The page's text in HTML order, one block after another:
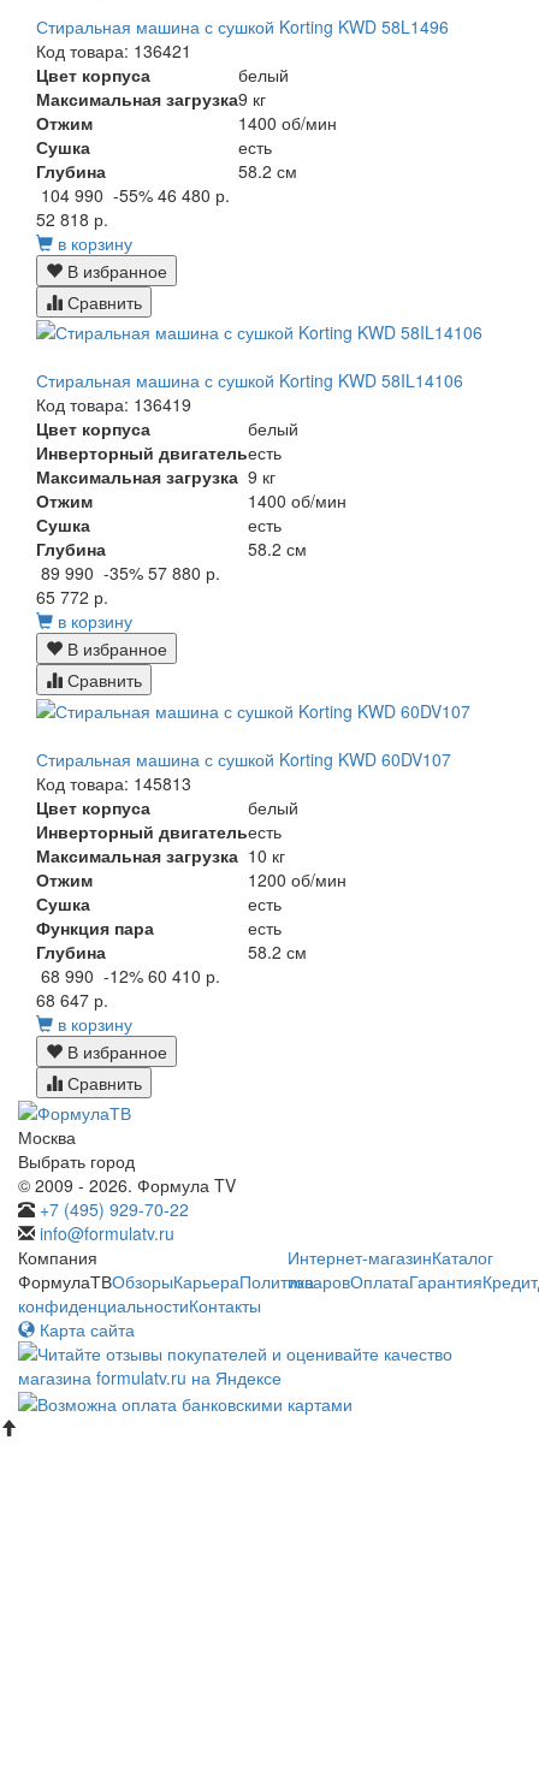
Стиральная машина с сушкой Korting KWD 58L1496
Код товара: 136421
Цвет корпуса
белый
Максимальная загрузка9 кг
Отжим
1400 об/мин
Сушка
есть
Глубина
58.2 см
104 990 -55% 46 480 р.
52 818 р.
в корзину
В избранное
Сравнить
Стиральная машина с сушкой Korting KWD 58IL14106
Код товара: 136419
Цвет корпуса
белый
Инверторный двигательесть
Максимальная загрузка 9 кг
Отжим
1400 об/мин
Сушка
есть
Глубина
58.2 см
89 990 -35% 57 880 р.
65 772 р.
в корзину
В избранное
Сравнить
Стиральная машина с сушкой Korting KWD 60DV107
Код товара: 145813
Цвет корпуса
белый
Инверторный двигательесть
Максимальная загрузка 10 кг
Отжим
1200 об/мин
Сушка
есть
Функция пара
есть
Глубина
58.2 см
68 990 -12% 60 410 р.
68 647 р.
в корзину
В избранное
Сравнить
Москва
Выбрать город
© 2009 - 2026. Формула TV
+7 (495) 929-70-22
info@formulatv.ru
Компания
ФормулаТВОбзорыКарьераПолитика
конфиденциальностиКонтакты
Интернет-магазинКаталог
товаровОплатаГарантияКредит
Карта сайта